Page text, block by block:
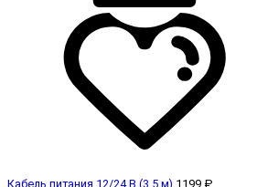
Кабель питания 12/24 В (3,5 м) 1199 ₽